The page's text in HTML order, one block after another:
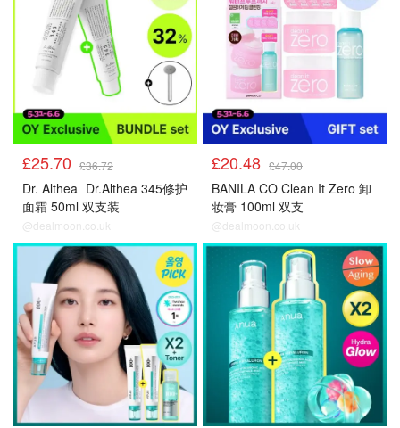
£25.70 £36.72
Dr. Althea Dr.Althea 345修护
面霜 50ml 双支装
@dealmoon.co.uk
£20.48 £47.00
BANILA CO Clean It Zero 卸
妆膏 100ml 双支
@dealmoon.co.uk